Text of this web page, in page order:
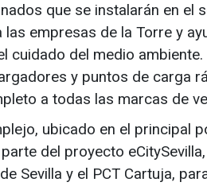
que se instalarán en el
empresas de la Torre y
cuidado del medio
y puntos de carga
a todas las marcas de
ubicado en el principal
del proyecto
Sevilla y el PCT Cartuja,